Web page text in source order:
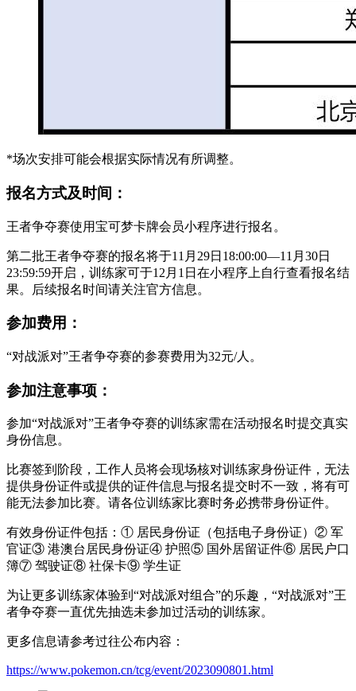
*场次安排可能会根据实际情况有所调整。
报名方式及时间：
王者争夺赛使用宝可梦卡牌会员小程序进行报名。
第二批王者争夺赛的报名将于11月29日18:00:00—11月30日
23:59:59开启，训练家可于12月1日在小程序上自行查看报名结
果。后续报名时间请关注官方信息。
参加费用：
“对战派对”王者争夺赛的参赛费用为32元/人。
参加注意事项：
参加“对战派对”王者争夺赛的训练家需在活动报名时提交真实
身份信息。
比赛签到阶段，工作人员将会现场核对训练家身份证件，无法
提供身份证件或提供的证件信息与报名提交时不一致，将有可
能无法参加比赛。请各位训练家比赛时务必携带身份证件。
有效身份证件包括：① 居民身份证（包括电子身份证）② 军
官证③ 港澳台居民身份证④ 护照⑤ 国外居留证件⑥ 居民户口
簿⑦ 驾驶证⑧ 社保卡⑨ 学生证
为让更多训练家体验到“对战派对组合”的乐趣，“对战派对”王
者争夺赛一直优先抽选未参加过活动的训练家。
更多信息请参考过往公布内容：
https://www.pokemon.cn/tcg/event/2023090801.html